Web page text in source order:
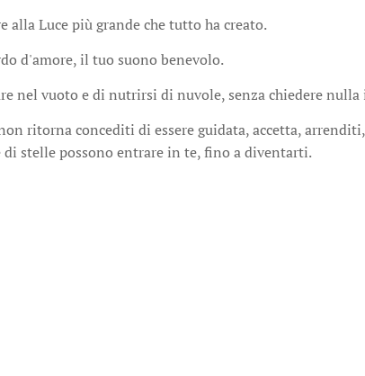
alla Luce più grande che tutto ha creato.
d'amore, il tuo suono benevolo.
nel vuoto e di nutrirsi di nuvole, senza chiedere nulla
ritorna concediti di essere guidata, accetta,
di stelle possono entrare in te, fino a diventarti.